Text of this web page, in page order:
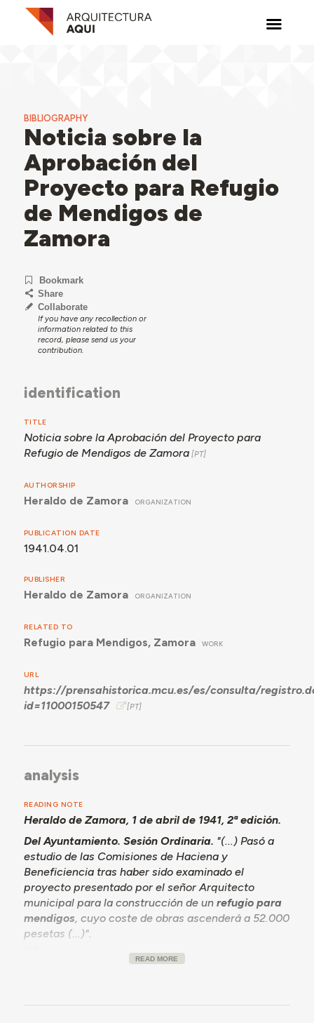
BIBLIOGRAPHY
Noticia sobre la
Aprobación del
Proyecto para Refugio
de Mendigos de
Zamora
Bookmark
Share
Collaborate
If you have any recollection or
information related to this
record, please send us your
contribution.
identification
TITLE
Noticia sobre la Aprobación del Proyecto para
Refugio de Mendigos de Zamora
AUTHORSHIP
Heraldo de Zamora ORGANIZATION
PUBLICATION DATE
1941.04.01
PUBLISHER
Heraldo de Zamora ORGANIZATION
RELATED TO
Refugio para Mendigos, Zamora WORK
URL
https://prensahistorica.mcu.es/es/consulta/
id=11000150547
analysis
READING NOTE
Heraldo de Zamora, 1 de abril de 1941, 2ª edición.
Del Ayuntamiento. Sesión Ordinaria. "(...) Pasó a
estudio de las Comisiones de Haciena y
Beneficiencia tras haber sido examinado el
proyecto presentado por el señor Arquitecto
municipal para la construcción de unrefugio para
mendigos, cuyo coste de obras ascenderá a 52.000
pesetas (...)".
READ MORE